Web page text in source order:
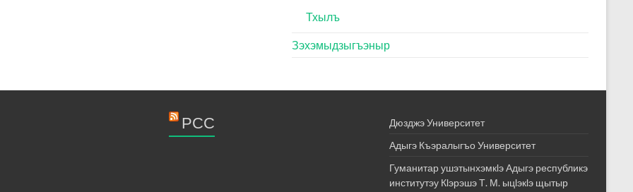
Тхылъ
Зэхэмыдзыгъэныр
РСС
Дюзджэ Университет
Адыгэ Къэралыгъо Университет
Гуманитар ушэтынхэмкӏэ Адыгэ республикэ
институтэу Кӏэрэшэ Т. М. ыцӏэкӏэ щытыр